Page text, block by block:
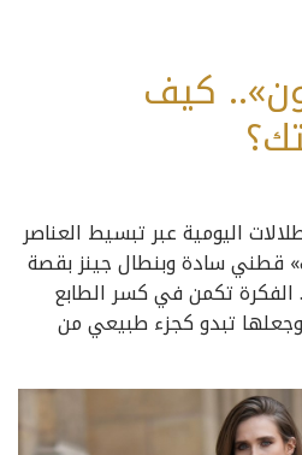
كيف
اليومية عبر تبسيط العناصر
قطني سادة وبنطال جينز بقصة
تكمن في كسر الطابع
تبدو كجزء طبيعي من